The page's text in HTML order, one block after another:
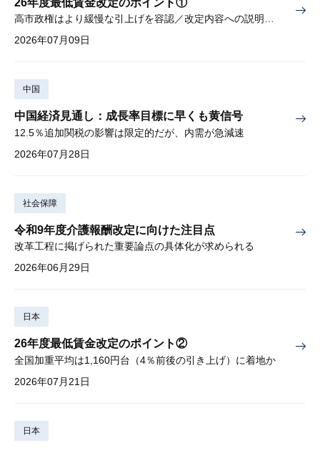
高市政権はより緩慢な引上げを容認／改定内容への説明責任が焦点
2026年07月09日
中国
中国経済見通し：成長率目標に早くも黄信号
12.5％追加関税の影響は限定的だが、内需が急減速
2026年07月28日
社会保障
令和9年度介護報酬改定に向けた注目点
改革工程に掲げられた重要論点の具体化が求められる
2026年06月29日
日本
26年度最低賃金改定のポイント②
全国加重平均は1,160円台（4％前後の引き上げ）に着地か
2026年07月21日
日本